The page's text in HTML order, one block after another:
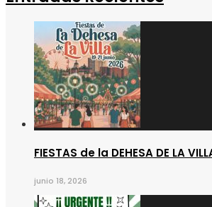
FIESTAS de la DEHESA DE LA
junio 18, 2026